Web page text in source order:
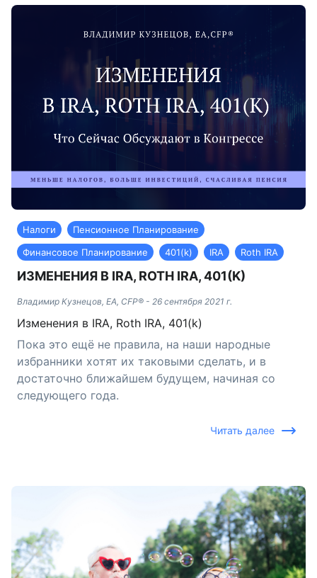
Налоги
Пенсионное Планирование
Финансовое Планирование
401(k) IRA Roth IRA
ИЗМЕНЕНИЯ В IRA, ROTH IRA, 401(K)
Владимир Кузнецов, EA, CFP® - 26 сентября 2021 г.
Изменения в IRA, Roth IRA, 401(k)
Пока это ещё не правила, на наши народные
избранники хотят их таковыми сделать, и в
достаточно ближайшем будущем, начиная со
следующего года.
Читать далее